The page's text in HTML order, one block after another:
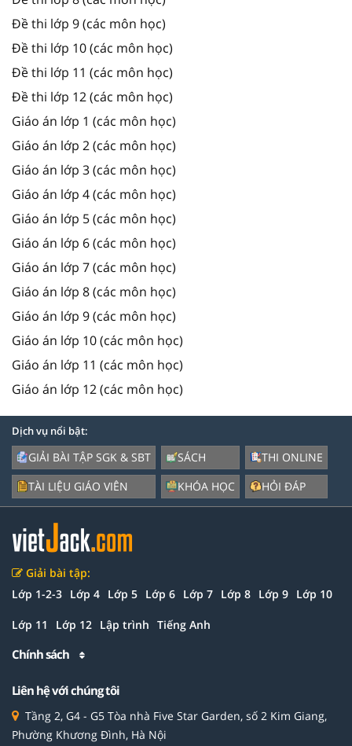
Đề thi lớp 9 (các môn học)
Đề thi lớp 10 (các môn học)
Đề thi lớp 11 (các môn học)
Đề thi lớp 12 (các môn học)
Giáo án lớp 1 (các môn học)
Giáo án lớp 2 (các môn học)
Giáo án lớp 3 (các môn học)
Giáo án lớp 4 (các môn học)
Giáo án lớp 5 (các môn học)
Giáo án lớp 6 (các môn học)
Giáo án lớp 7 (các môn học)
Giáo án lớp 8 (các môn học)
Giáo án lớp 9 (các môn học)
Giáo án lớp 10 (các môn học)
Giáo án lớp 11 (các môn học)
Giáo án lớp 12 (các môn học)
Dịch vụ nổi bật:
GIẢI BÀI TẬP SGK & SBT
TÀI LIỆU GIÁO VIÊN
SÁCH
KHÓA HỌC
THI ONLINE
HỎI ĐÁP
Giải bài tập:
Lớp 1-2-3 Lớp 4 Lớp 5 Lớp 6 Lớp 7 Lớp 8 Lớp 9 Lớp 10
Lớp 11 Lớp 12 Lập trình Tiếng Anh
Chính sách
Liên hệ với chúng tôi
Tầng 2, G4 - G5 Tòa nhà Five Star Garden, số 2 Kim Giang,
Phường Khương Đình, Hà Nội